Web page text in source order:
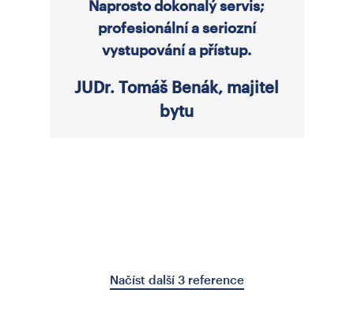
Naprosto dokonalý servis;
profesionální a seriozní
vystupování a přístup.
JUDr. Tomáš Benák, majitel
bytu
Načíst další 3 reference